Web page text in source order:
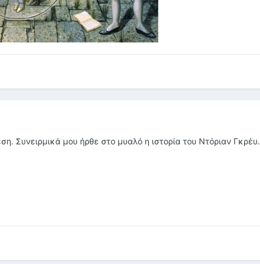
Συνειρμικά μου ήρθε στο μυαλό η ιστορία του Ντόριαν Γκρέυ.